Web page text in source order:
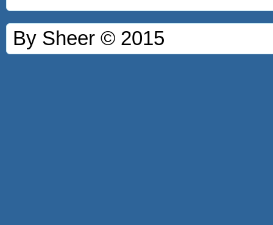
By Sheer © 2015